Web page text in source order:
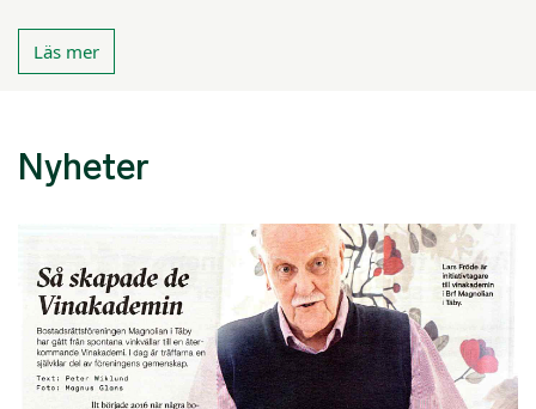
Läs mer
Nyheter